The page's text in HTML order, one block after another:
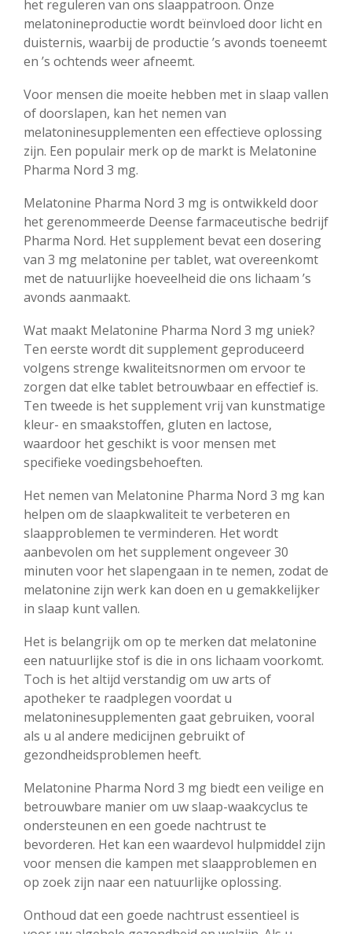
het reguleren van ons slaappatroon. Onze
melatonineproductie wordt beïnvloed door licht en
duisternis, waarbij de productie ’s avonds toeneemt
en ’s ochtends weer afneemt.
Voor mensen die moeite hebben met in slaap vallen
of doorslapen, kan het nemen van
melatoninesupplementen een effectieve oplossing
zijn. Een populair merk op de markt is Melatonine
Pharma Nord 3 mg.
Melatonine Pharma Nord 3 mg is ontwikkeld door
het gerenommeerde Deense farmaceutische bedrijf
Pharma Nord. Het supplement bevat een dosering
van 3 mg melatonine per tablet, wat overeenkomt
met de natuurlijke hoeveelheid die ons lichaam ’s
avonds aanmaakt.
Wat maakt Melatonine Pharma Nord 3 mg uniek?
Ten eerste wordt dit supplement geproduceerd
volgens strenge kwaliteitsnormen om ervoor te
zorgen dat elke tablet betrouwbaar en effectief is.
Ten tweede is het supplement vrij van kunstmatige
kleur- en smaakstoffen, gluten en lactose,
waardoor het geschikt is voor mensen met
specifieke voedingsbehoeften.
Het nemen van Melatonine Pharma Nord 3 mg kan
helpen om de slaapkwaliteit te verbeteren en
slaapproblemen te verminderen. Het wordt
aanbevolen om het supplement ongeveer 30
minuten voor het slapengaan in te nemen, zodat de
melatonine zijn werk kan doen en u gemakkelijker
in slaap kunt vallen.
Het is belangrijk om op te merken dat melatonine
een natuurlijke stof is die in ons lichaam voorkomt.
Toch is het altijd verstandig om uw arts of
apotheker te raadplegen voordat u
melatoninesupplementen gaat gebruiken, vooral
als u al andere medicijnen gebruikt of
gezondheidsproblemen heeft.
Melatonine Pharma Nord 3 mg biedt een veilige en
betrouwbare manier om uw slaap-waakcyclus te
ondersteunen en een goede nachtrust te
bevorderen. Het kan een waardevol hulpmiddel zijn
voor mensen die kampen met slaapproblemen en
op zoek zijn naar een natuurlijke oplossing.
Onthoud dat een goede nachtrust essentieel is